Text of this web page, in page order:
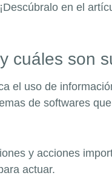
en el
cuáles son
el uso de
de softwares
y acciones
actuar.